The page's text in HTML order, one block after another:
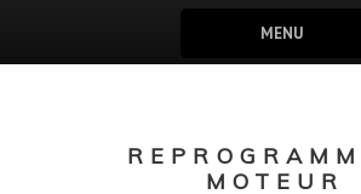
MENU
MOTEUR